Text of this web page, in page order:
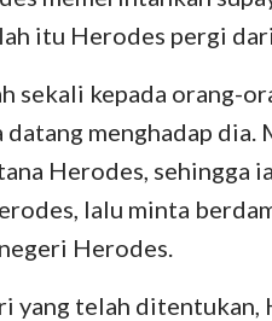
itu Herodes pergi
sekali kepada orang-
datang menghadap
Herodes, sehingga
lalu minta
Herodes.
yang telah